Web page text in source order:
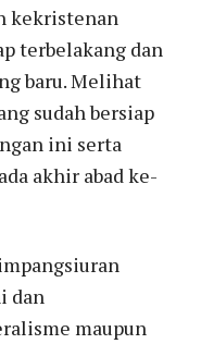
kekristenan
terbelakang dan
baru. Melihat
sudah bersiap
ini serta
akhir abad ke-
dan
maupun